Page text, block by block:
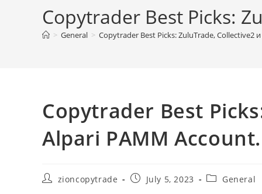
Copytrader Best Picks:
> General > Copytrader Best Picks: ZuluTrade, Collective2
Copytrader Best
Alpari PAMM Account.
Postzioncopytrade
PostJuly 5, 2023
PostGeneral